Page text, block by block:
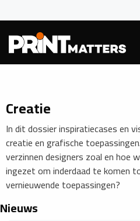
Creatie
In dit dossier inspiratiecases en
creatie en grafische
verzinnen designers zoal en hoe
ingezet om inderdaad te komen
vernieuwende toepassingen?
Nieuws